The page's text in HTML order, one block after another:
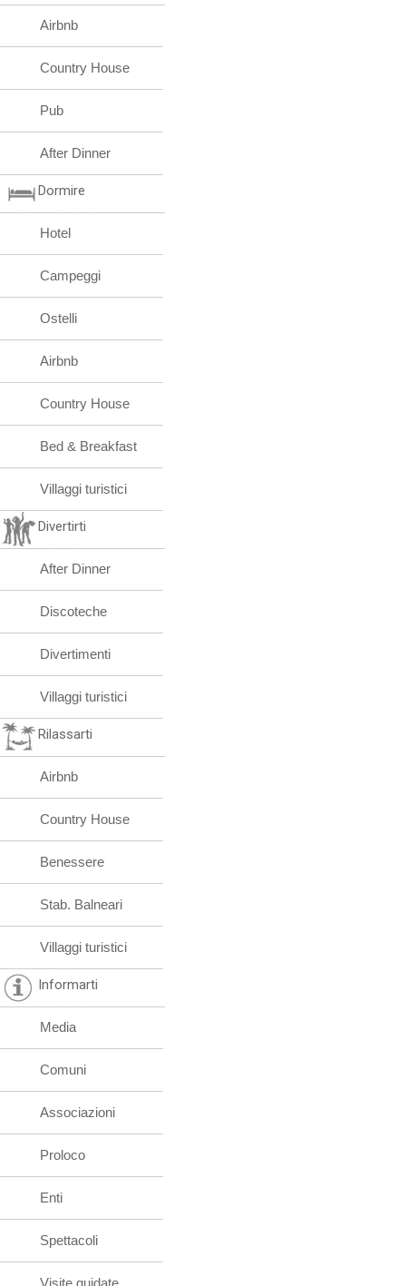
Airbnb
Country House
Pub
After Dinner
Dormire
Hotel
Campeggi
Ostelli
Airbnb
Country House
Bed & Breakfast
Villaggi turistici
Divertirti
After Dinner
Discoteche
Divertimenti
Villaggi turistici
Rilassarti
Airbnb
Country House
Benessere
Stab. Balneari
Villaggi turistici
Informarti
Media
Comuni
Associazioni
Proloco
Enti
Spettacoli
Visite guidate